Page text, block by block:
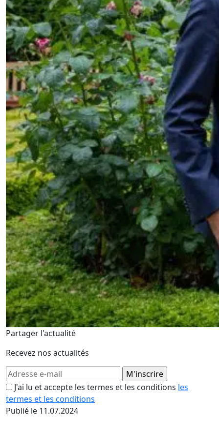
Publié le 11.07.2024
Partager l'actualité
Recevez nos actualités
J'ai lu et accepte les termes et les conditions les
termes et les conditions